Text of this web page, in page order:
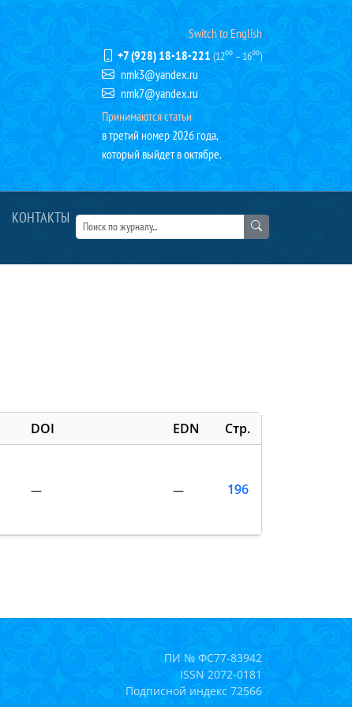
Switch to English
+7 (928) 18-18-221 (12⁰⁰ – 16⁰⁰)
nmk3@yandex.ru
nmk7@yandex.ru
Принимаются статьи
в третий номер 2026 года,
который выйдет в октябре.
КОНТАКТЫ
DOI EDN Стр.
— — 196
ПИ № ФС77-83942
ISSN 2072-0181
Подписной индекс 72566